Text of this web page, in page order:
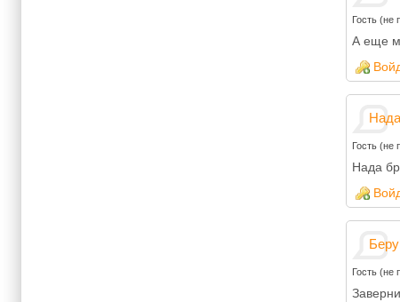
Гость (не
А еще
Гость (не
Нада
Гость (не